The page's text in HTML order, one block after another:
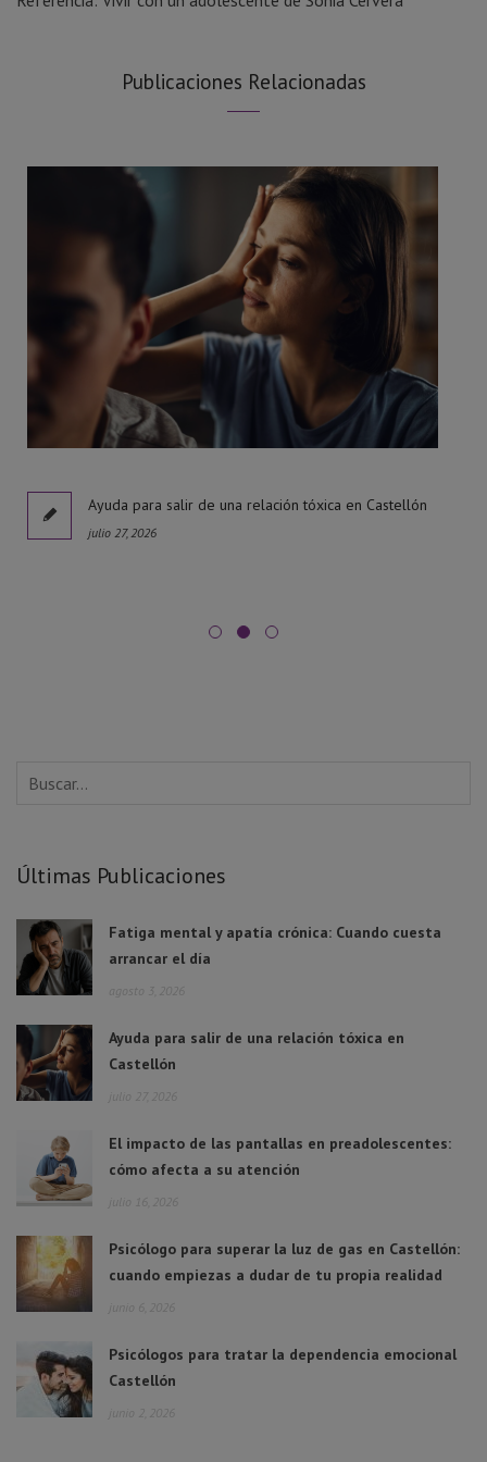
Publicaciones Relacionadas
Ayuda para salir de una relación tóxica en Castellón
julio 27, 2026
Últimas Publicaciones
Fatiga mental y apatía crónica: Cuando cuesta
arrancar el día
agosto 3, 2026
Ayuda para salir de una relación tóxica en
Castellón
julio 27, 2026
El impacto de las pantallas en preadolescentes:
cómo afecta a su atención
julio 16, 2026
Psicólogo para superar la luz de gas en Castellón:
cuando empiezas a dudar de tu propia realidad
junio 6, 2026
Psicólogos para tratar la dependencia emocional
Castellón
junio 2, 2026